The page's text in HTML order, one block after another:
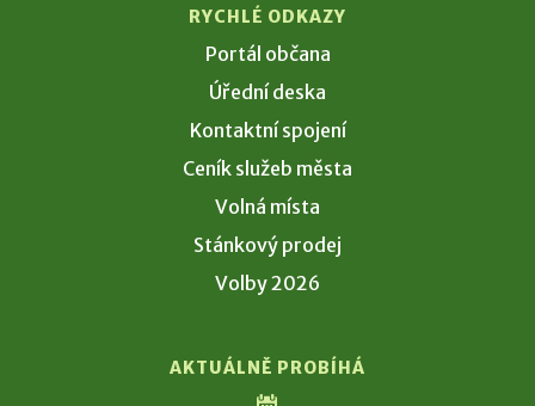
RYCHLÉ ODKAZY
Portál občana
Úřední deska
Kontaktní spojení
Ceník služeb města
Volná místa
Stánkový prodej
Volby 2026
AKTUÁLNĚ PROBÍHÁ